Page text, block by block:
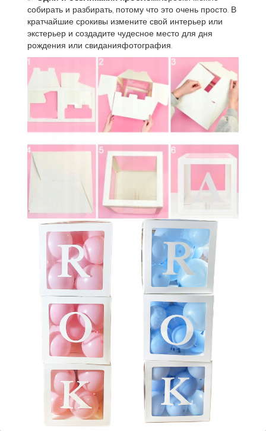
собирать и разбирать, потому что это очень просто. В
кратчайшие срокивы измените свой интерьер или
экстерьер и создадите чудесное место для дня
рождения или свиданияфотография.